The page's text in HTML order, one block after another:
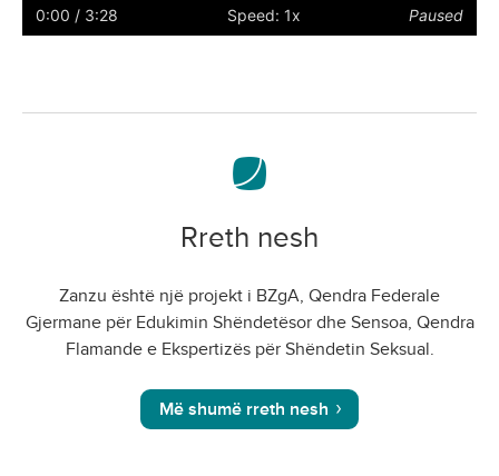
captions
full
screen
0:00 / 3:28 Speed: 1x Paused
Rreth nesh
Zanzu është një projekt i BZgA, Qendra Federale
Gjermane për Edukimin Shëndetësor dhe Sensoa, Qendra
Flamande e Ekspertizës për Shëndetin Seksual.
Më shumë rreth nesh